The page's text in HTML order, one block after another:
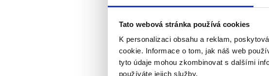
Tato webová stránka používá cookies
K personalizaci obsahu a reklam,
cookie. Informace o tom, jak náš web
tyto údaje mohou zkombinovat s dalšími
používáte jejich služby.